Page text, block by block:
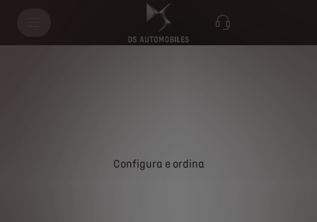
Configura e ordina
N°4 HYBRID